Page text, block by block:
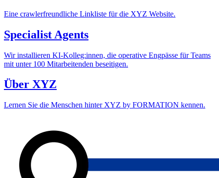
Eine crawlerfreundliche Linkliste für die XYZ Website.
Specialist Agents
Wir installieren KI-Kolleg:innen, die operative Engpässe für Teams
mit unter 100 Mitarbeitenden beseitigen.
Über XYZ
Lernen Sie die Menschen hinter XYZ by FORMATION kennen.